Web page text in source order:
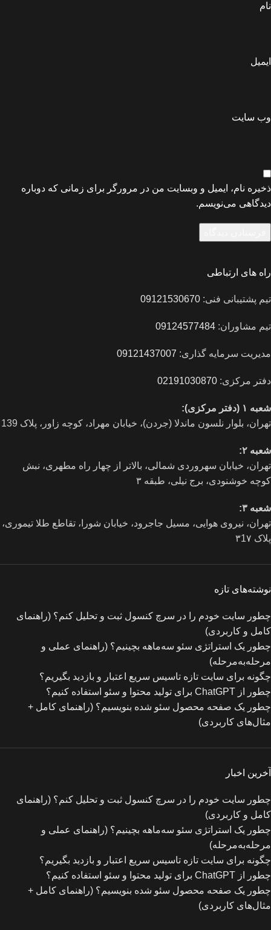
نام
ایمیل
وب‌ سایت
ذخیره نام، ایمیل و وبسایت من در مرورگر برای زمانی که دوباره
دیدگاهی می‌نویسم.
راه های ارتباطی
تیم پشتیبانی فنی: 09121530670
تیم مشاوران: 09124577484
مدیریت سرمایه گذاری: 09121437007
دفتر مرکزی: 02191030870
شعبه ۱ (دفتر مرکزی):
تهران، بلوار نلسون ماندلا (جردن)، خیابان مهراد، کوچه زاور، پلاک 139
شعبه ۲:
تهران، خيابان سهروردی شمالی، بالاتر از چهار راه مطهری، نبش
کوچه خوشنودی، برج نیلی، طبقه ۳
شعبه ۳:
تهران، نیروی هوایی، مسیل جاجرود، خیابان شورا، تقاطع طلا تیموری،
پلاک ۳1۷
نوشته‌های تازه
چطور سایت خودم را در سرچ کنسول ثبت و تحلیل کنم؟ (راهنمای
کامل و کاربردی)
چطور یک استراتژی سئو سه‌ماهه بچینیم؟ (راهنمای عملی و
مرحله‌به‌مرحله)
چگونه برای سایت تازه‌ تاسیس سریع اعتبار و بازدید بگیریم؟
چطور از ChatGPT برای تولید محتوا و سئو استفاده کنیم؟
چطور یک صفحه محصول سئو شده بنویسیم؟ (راهنمای کامل +
مثال‌های کاربردی)
آخرین اخبار
چطور سایت خودم را در سرچ کنسول ثبت و تحلیل کنم؟ (راهنمای
کامل و کاربردی)
چطور یک استراتژی سئو سه‌ماهه بچینیم؟ (راهنمای عملی و
مرحله‌به‌مرحله)
چگونه برای سایت تازه‌ تاسیس سریع اعتبار و بازدید بگیریم؟
چطور از ChatGPT برای تولید محتوا و سئو استفاده کنیم؟
چطور یک صفحه محصول سئو شده بنویسیم؟ (راهنمای کامل +
مثال‌های کاربردی)